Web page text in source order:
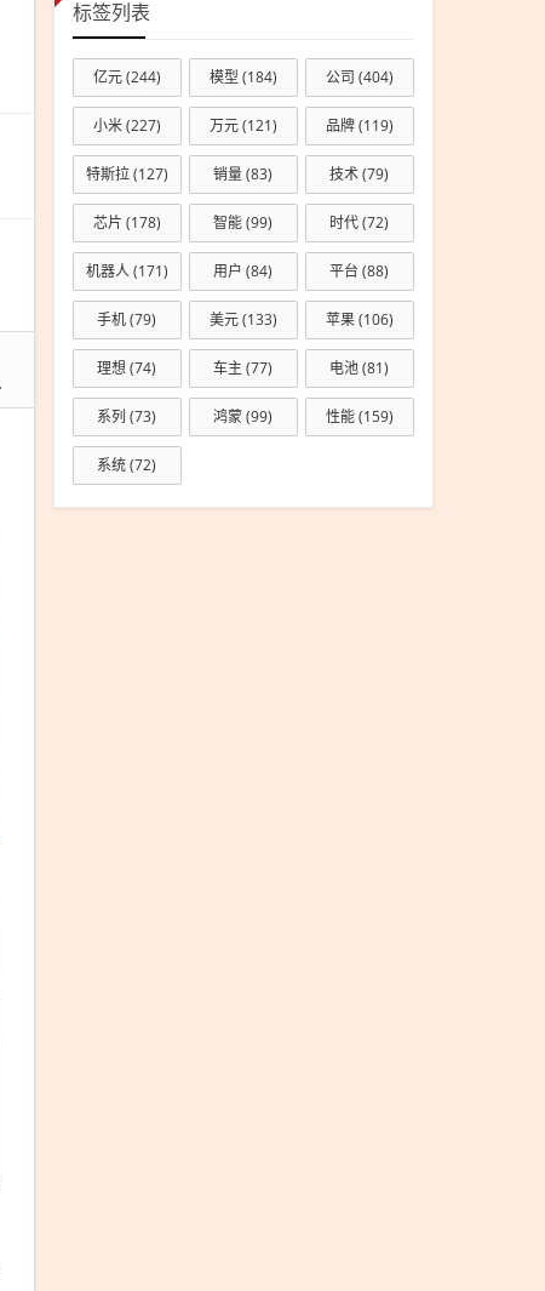
标签列表
亿元(244) 模型 (184) 公司 (404)
小米(227) 万元(121) 品牌(119)
特斯拉(127) 销量(83) 技术(79)
芯片 (178) 智能(99) 时代(72)
机器人(171) 用户 (84) 平台 (88)
手机(79) 美元(133) 苹果(106)
理想(74) 车主 (77) 电池(81)
系列 (73) 鸿蒙(99) 性能(159)
系统(72)